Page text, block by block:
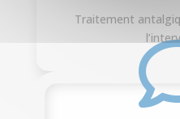
Traitement